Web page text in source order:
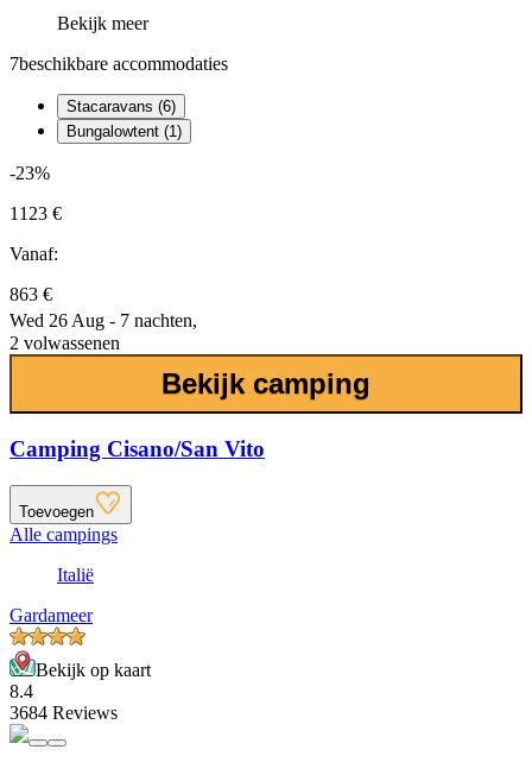
Bekijk meer
7beschikbare accommodaties
Stacaravans (6)
Bungalowtent (1)
-23%
1123 €
Vanaf:
863 €
Wed 26 Aug - 7 nachten,
2 volwassenen
Bekijk camping
Camping Cisano/San Vito
Toevoegen
Alle campings
Italië
Gardameer
Bekijk op kaart
8.4
3684 Reviews